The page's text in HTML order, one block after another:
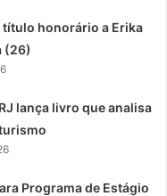
título honorário a Erika
(26)
lança livro que analisa
Programa de Estágio